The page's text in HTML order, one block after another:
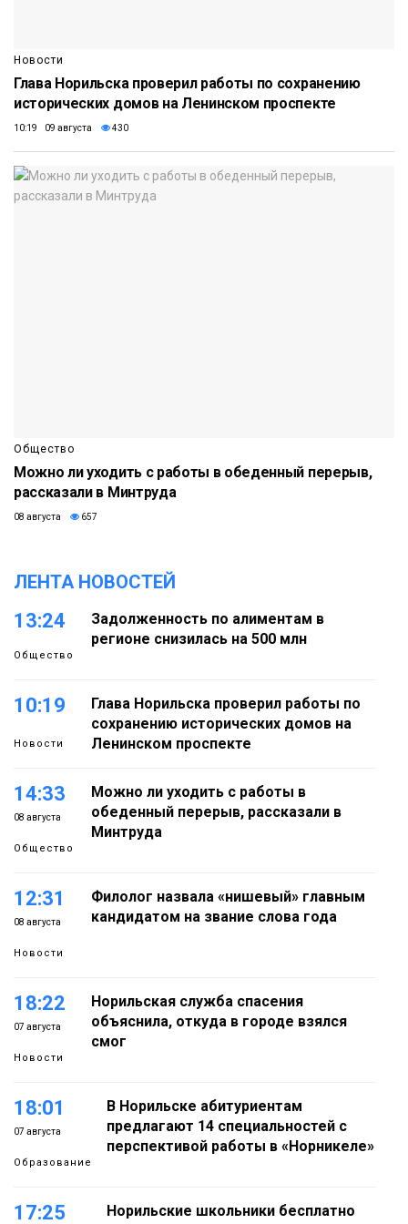
Новости
Глава Норильска проверил работы по сохранению
исторических домов на Ленинском проспекте
10:19 09 августа 430
Общество
Можно ли уходить с работы в обеденный перерыв,
рассказали в Минтруда
08 августа 657
ЛЕНТА НОВОСТЕЙ
13:24
Общество
Задолженность по алиментам в
регионе снизилась на 500 млн
10:19
Новости
Глава Норильска проверил работы по
сохранению исторических домов на
Ленинском проспекте
14:33
08 августа
Общество
Можно ли уходить с работы в
обеденный перерыв, рассказали в
Минтруда
12:31
08 августа
Новости
Филолог назвала «нишевый» главным
кандидатом на звание слова года
18:22
07 августа
Новости
Норильская служба спасения
объяснила, откуда в городе взялся
смог
18:01
07 августа
Образование
В Норильске абитуриентам
предлагают 14 специальностей с
перспективой работы в «Норникеле»
17:25
Норильские школьники бесплатно